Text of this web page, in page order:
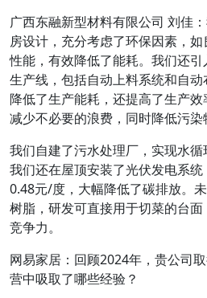
广西东融新型材料有限公司 刘佳
房设计，充分考虑了环保因素，
性能，有效降低了能耗。我们还
生产线，包括自动上料系统和自
降低了生产能耗，还提高了生产效
减少不必要的浪费，同时降低污染
我们自建了污水处理厂，实现水循
我们还在屋顶安装了光伏发电系
0.48元/度，大幅降低了碳排放。
树脂，研发可直接用于切菜的台
竞争力。
网易家居：回顾2024年，贵公司
营中吸取了哪些经验？